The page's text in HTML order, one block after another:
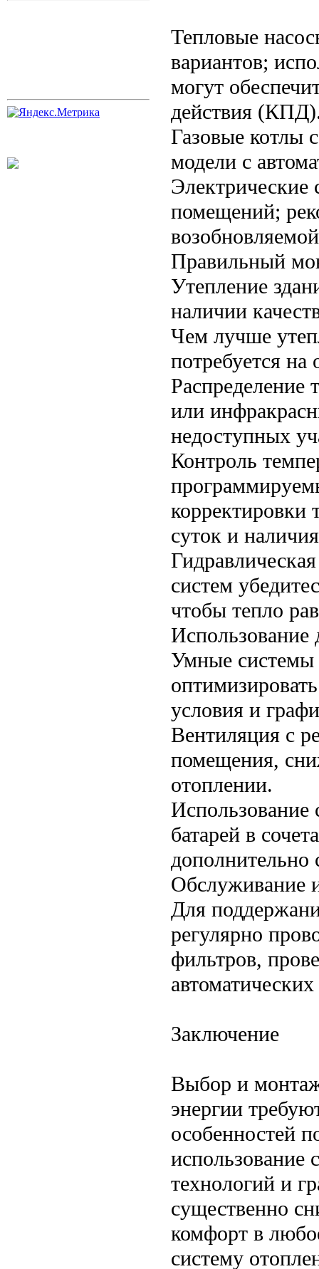
Тепловые
вариантов;
могут
действия
Газовые котлы
модели с
помещений;
Правильный
Утепление
наличии
Чем лучше
потребуется на
Распределение
или
недоступных
Контроль
корректировки
суток и
систем
чтобы тепло
Использование
Умные системы
условия и
Вентиляция с
помещения,
отоплении.
Использование
батарей в
дополнительно
Обслуживание
Для
регулярно
фильтров,
Заключение
Выбор и
энергии
особенностей
использование
технологий и
существенно
комфорт в
систему